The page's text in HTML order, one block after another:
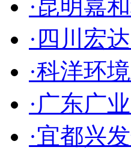
·昆明嘉
·四川宏
·科洋环
·广东广
·宜都兴